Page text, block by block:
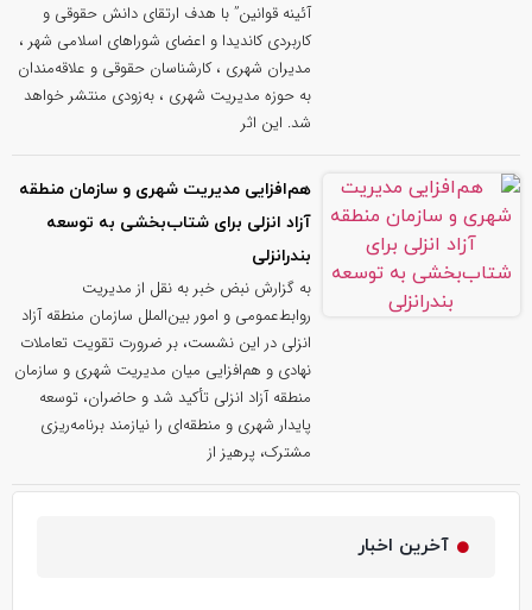
آئینه قوانین” با هدف ارتقای دانش حقوقی و
کاربردی کاندیدا و اعضای شوراهای اسلامی شهر ،
مدیران شهری ، کارشناسان حقوقی و علاقه‌مندان
به حوزه مدیریت شهری ، به‌زودی منتشر خواهد
شد. این اثر
هم‌افزایی مدیریت شهری و سازمان منطقه
آزاد انزلی برای شتاب‌بخشی به توسعه
بندرانزلی
به گزارش نبض خبر به نقل از مدیریت
روابط‌عمومی و امور بین‌الملل سازمان منطقه آزاد
انزلی در این نشست، بر ضرورت تقویت تعاملات
نهادی و هم‌افزایی میان مدیریت شهری و سازمان
منطقه آزاد انزلی تأکید شد و حاضران، توسعه
پایدار شهری و منطقه‌ای را نیازمند برنامه‌ریزی
مشترک، پرهیز از
آخرین اخبار